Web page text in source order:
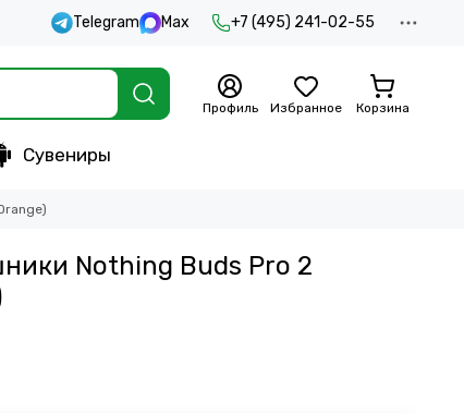
Telegram Max +7 (495) 241-02-55
Профиль Избранное Корзина
Сувениры
Nothing Buds Pro 2